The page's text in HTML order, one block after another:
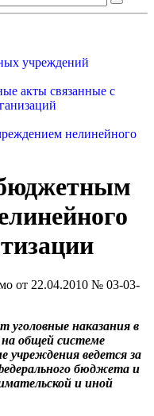
учреждений
акты связанные с
нелинейного
от 22.04.2010 № 03-03-
наказания в
общей системе
учреждения ведется за
бюджета и
и иной